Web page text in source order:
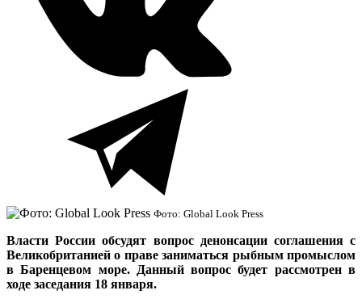
Фото: Global Look Press
Власти России обсудят вопрос денонсации соглашения с
Великобританией о праве заниматься рыбным промыслом
в Баренцевом море. Данный вопрос будет рассмотрен в
ходе заседания 18 января.